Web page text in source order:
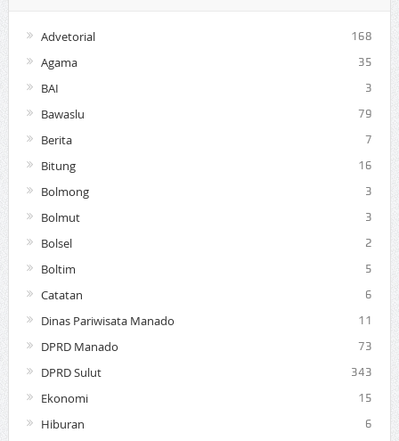
Advetorial 168
Agama 35
BAI 3
Bawaslu 79
Berita 7
Bitung 16
Bolmong 3
Bolmut 3
Bolsel 2
Boltim 5
Catatan 6
Dinas Pariwisata Manado 11
DPRD Manado 73
DPRD Sulut 343
Ekonomi 15
Hiburan 6